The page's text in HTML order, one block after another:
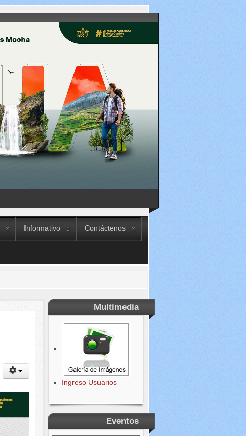
Informativo Contáctenos
Multimedia
Ingreso Usuarios
Eventos